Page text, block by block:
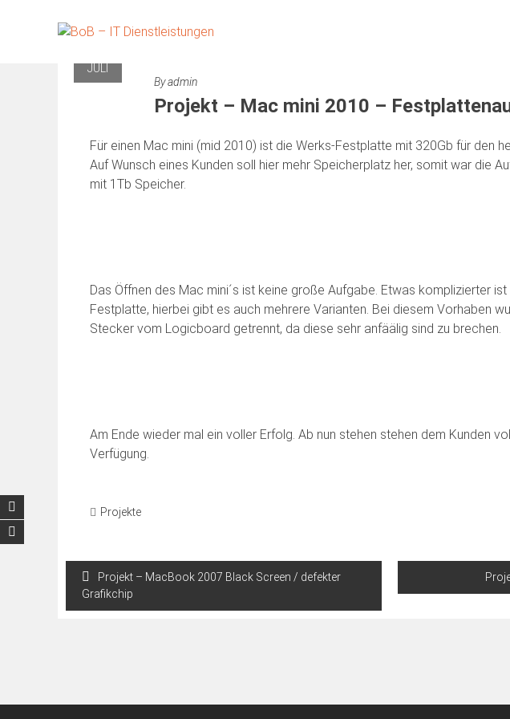
JULI
Byadmin
Projekt – Mac mini 2010 –
Für einen Mac mini (mid 2010) ist die Werks-Festplatte mit 320Gb für den
Auf Wunsch eines Kunden soll hier mehr Speicherplatz her, somit war die
mit 1Tb Speicher.
Das Öffnen des Mac mini´s ist keine große Aufgabe. Etwas komplizierter
Festplatte, hierbei gibt es auch mehrere Varianten. Bei diesem Vorhaben
Stecker vom Logicboard getrennt, da diese sehr anfäälig sind zu brechen.
Am Ende wieder mal ein voller Erfolg. Ab nun stehen stehen dem Kunden
Verfügung.
Projekte
Beitragsnavigation
Projekt – MacBook 2007 Black Screen / defekter
Grafikchip